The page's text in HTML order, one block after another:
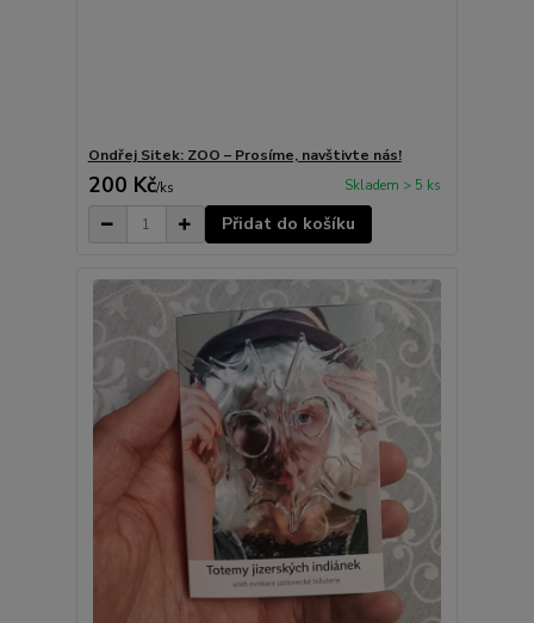
Ondřej Sitek: ZOO – Prosíme, navštivte nás!
200 Kč/ks Skladem > 5 ks
Přidat do košíku